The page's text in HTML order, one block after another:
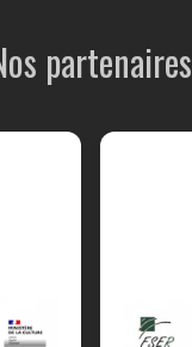
partenaires